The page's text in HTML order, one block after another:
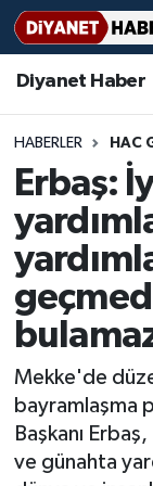
Diyanet Haber
HABERLER HAC
Erbaş:
Mekke'de
bayramlaşma
Başkanı
ve günahta
Diyanet
Teşkilat
Adana
Adıyaman
Ağrı
Aksaray
Ankara
Antalya
Gündem
#Keşfet
Bir Ayet
Bir Hikaye
Dini
Diyanet
Dualar
Hadislerle
Basında
Diyanet
Aile Dergisi
Aylık
TDV
İmam
Başmakale
Hadis-i
Hayat
Nöbetçi
Hava
Ankara
Trafik
Süper Lig
Son
Haber